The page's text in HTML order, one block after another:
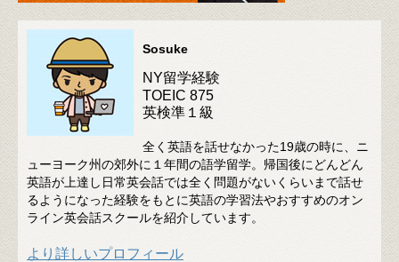
Sosuke
NY留学経験
TOEIC 875
英検準１級
全く英語を話せなかった19歳の時に、ニ
ューヨーク州の郊外に１年間の語学留学。帰国後にどんどん
英語が上達し日常英会話では全く問題がないくらいまで話せ
るようになった経験をもとに英語の学習法やおすすめのオン
ライン英会話スクールを紹介しています。
より詳しいプロフィール